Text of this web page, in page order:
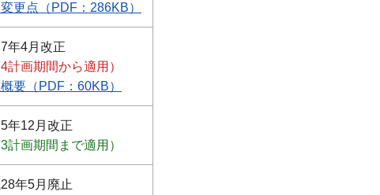
更点（PDF：286KB）
年4月改正
4計画期間から適用）
要（PDF：60KB）
年12月改正
3計画期間まで適用）
年5月廃止